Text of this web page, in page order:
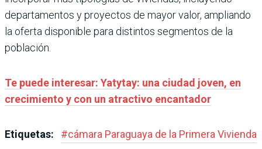
departamentos y proyectos de mayor valor, ampliando
la oferta disponible para distintos segmentos de la
población.
Te puede interesar: Yatytay: una ciudad joven, en
crecimiento y con un atractivo encantador
Etiquetas: #cámara Paraguaya de la Primera Vivienda